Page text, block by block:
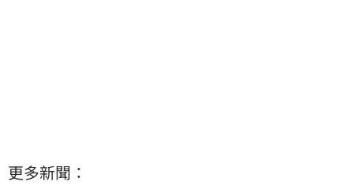
更多新聞：